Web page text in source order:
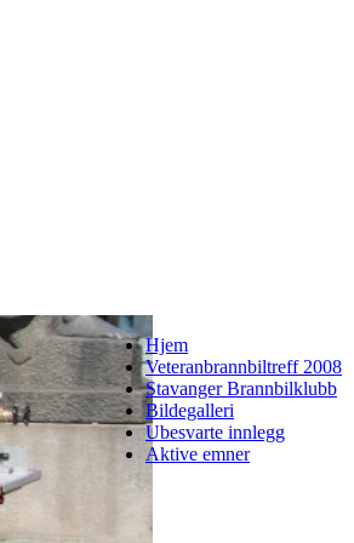
Hjem
Veteranbrannbiltreff 2008
Stavanger Brannbilklubb
Bildegalleri
Ubesvarte innlegg
Aktive emner